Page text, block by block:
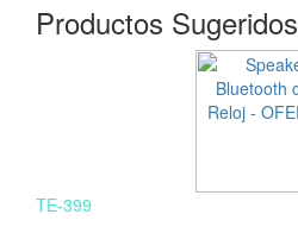
Productos Sugeridos
TE-399